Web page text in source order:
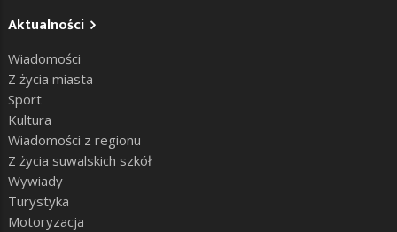
Aktualności
Wiadomości
Z życia miasta
Sport
Kultura
Wiadomości z regionu
Z życia suwalskich szkół
Wywiady
Turystyka
Motoryzacja